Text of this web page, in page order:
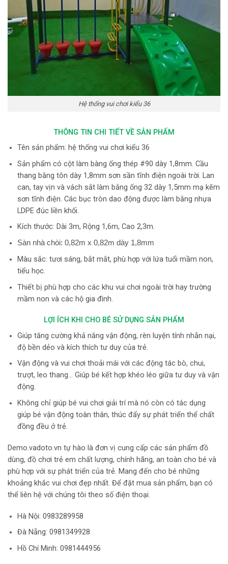
Hệ thống vui chơi kiểu 36
THÔNG TIN CHI TIẾT VỀ SẢN PHẨM
Tên sản phẩm: hệ thống vui chơi kiểu 36
Sản phẩm có cột làm bàng ống thép #90 dày 1,8mm. Cầu
thang bằng tôn dày 1,8mm sơn sần tĩnh điện ngoài trời. Lan
can, tay vịn và vách sắt làm bằng ống 32 dày 1,5mm mạ kẽm
sơn tĩnh điện. Các bục tròn dao động được làm bằng nhựa
LDPE đúc liền khối.
Kích thước: Dài 3m, Rộng 1,6m, Cao 2,3m.
Sàn nhà chòi: 0,82m x 0,82m dày 1,8mm
Màu sắc: tươi sáng, bắt mắt, phù hợp với lứa tuổi mầm non,
tiểu học.
Thiết bị phù hợp cho các khu vui chơi ngoài trời hay trường
mầm non và các hộ gia đình.
LỢI ÍCH KHI CHO BÉ SỬ DỤNG SẢN PHẨM
Giúp tăng cường khả năng vận động, rèn luyện tính nhẫn nại,
độ bền dẻo và kích thích tư duy của trẻ.
Vận động và vui chơi thoải mái với các động tác bò, chui,
trượt, leo thang… Giúp bé kết hợp khéo léo giữa tư duy và vận
động.
Không chỉ giúp bé vui chơi giải trí mà nó còn có tác dụng
giúp bé vận động toàn thân, thúc đẩy sự phát triển thể chất
đồng đều ở trẻ.
Demo.vadoto.vn tự hào là đơn vị cung cấp các sản phẩm đồ
dùng, đồ chơi trẻ em chất lượng, chính hãng, an toàn cho bé và
phù hợp với sự phát triển của trẻ. Mang đến cho bé những
khoảng khắc vui chơi đẹp nhất. Để đặt mua sản phẩm, bạn có
thể liên hệ với chúng tôi theo số điện thoại.
Hà Nội: 0983289958
Đà Nẵng: 0981349928
Hồ Chí Minh: 0981444956